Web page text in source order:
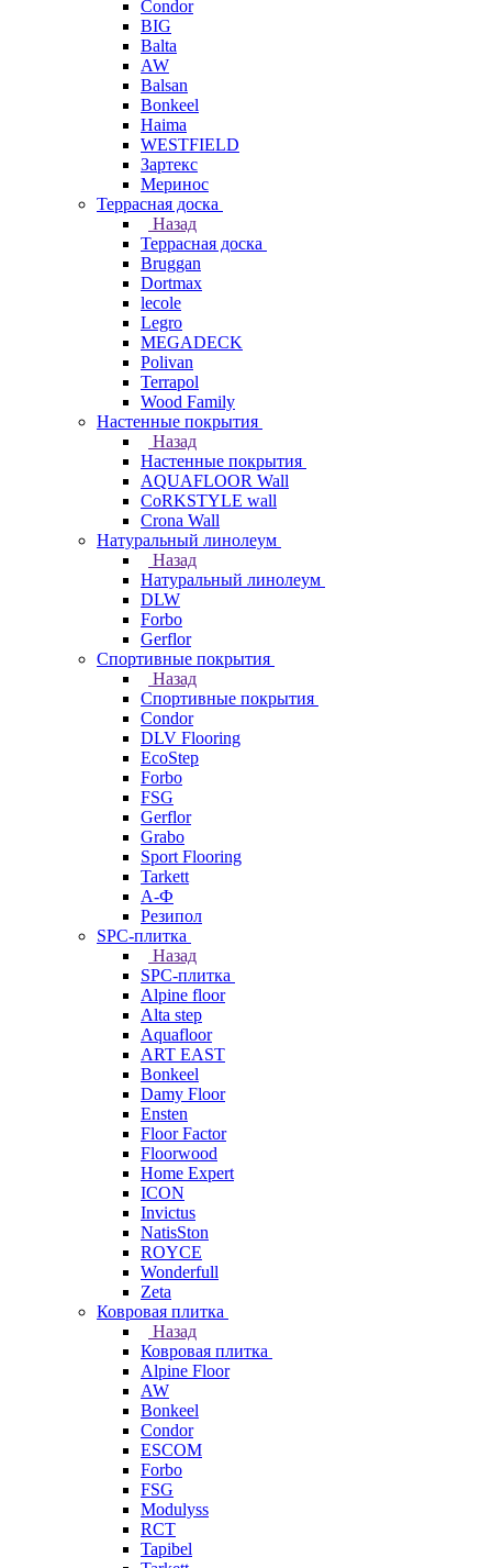
Condor
BIG
Balta
AW
Balsan
Bonkeel
Haima
WESTFIELD
Зартекс
Меринос
Террасная доска
Назад
Террасная доска
Bruggan
Dortmax
lecole
Legro
MEGADECK
Polivan
Terrapol
Wood Family
Настенные покрытия
Назад
Настенные покрытия
AQUAFLOOR Wall
CoRKSTYLE wall
Crona Wall
Натуральный линолеум
Назад
Натуральный линолеум
DLW
Forbo
Gerflor
Спортивные покрытия
Назад
Спортивные покрытия
Condor
DLV Flooring
EcoStep
Forbo
FSG
Gerflor
Grabo
Sport Flooring
Tarkett
А-Ф
Резипол
SPC-плитка
Назад
SPC-плитка
Alpine floor
Alta step
Aquafloor
ART EAST
Bonkeel
Damy Floor
Ensten
Floor Factor
Floorwood
Home Expert
ICON
Invictus
NatisSton
ROYCE
Wonderfull
Zeta
Ковровая плитка
Назад
Ковровая плитка
Alpine Floor
AW
Bonkeel
Condor
ESCOM
Forbo
FSG
Modulyss
RCT
Tapibel